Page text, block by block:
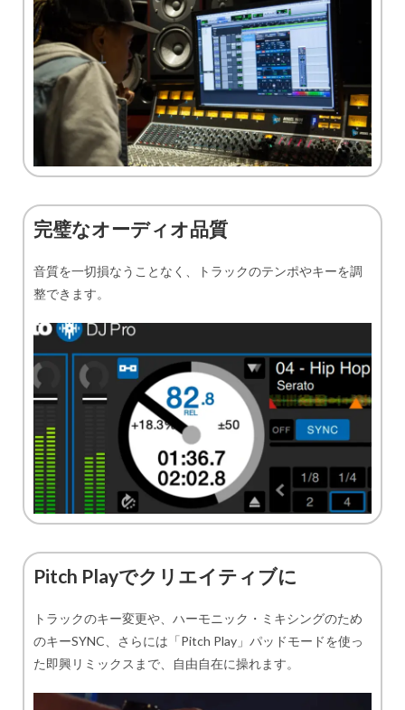
完璧なオーディオ品質
音質を一切損なうことなく、トラックのテンポやキーを調
整できます。
Pitch Playでクリエイティブに
トラックのキー変更や、ハーモニック・ミキシングのため
のキーSYNC、さらには「Pitch Play」パッドモードを使っ
た即興リミックスまで、自由自在に操れます。